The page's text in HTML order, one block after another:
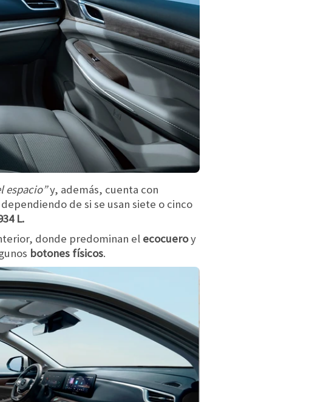
espacio”y, además, cuenta con
de si se usan siete o cinco
L.
donde predominan el ecocueroy
botones físicos.